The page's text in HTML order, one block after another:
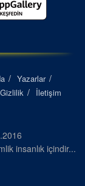
Yazarlar
Gizlilik İletişim
insanlık içindir...